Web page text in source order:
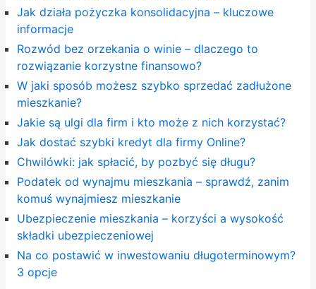
Jak działa pożyczka konsolidacyjna – kluczowe
informacje
Rozwód bez orzekania o winie – dlaczego to
rozwiązanie korzystne finansowo?
W jaki sposób możesz szybko sprzedać zadłużone
mieszkanie?
Jakie są ulgi dla firm i kto może z nich korzystać?
Jak dostać szybki kredyt dla firmy Online?
Chwilówki: jak spłacić, by pozbyć się długu?
Podatek od wynajmu mieszkania – sprawdź, zanim
komuś wynajmiesz mieszkanie
Ubezpieczenie mieszkania – korzyści a wysokość
składki ubezpieczeniowej
Na co postawić w inwestowaniu długoterminowym?
3 opcje